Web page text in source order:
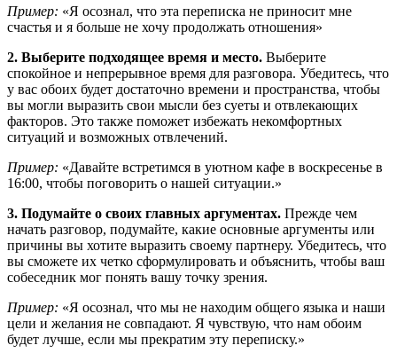
Пример: «Я осознал, что эта переписка не приносит мне
счастья и я больше не хочу продолжать отношения»
2. Выберите подходящее время и место. Выберите
спокойное и непрерывное время для разговора. Убедитесь, что
у вас обоих будет достаточно времени и пространства, чтобы
вы могли выразить свои мысли без суеты и отвлекающих
факторов. Это также поможет избежать некомфортных
ситуаций и возможных отвлечений.
Пример: «Давайте встретимся в уютном кафе в воскресенье в
16:00, чтобы поговорить о нашей ситуации.»
3. Подумайте о своих главных аргументах. Прежде чем
начать разговор, подумайте, какие основные аргументы или
причины вы хотите выразить своему партнеру. Убедитесь, что
вы сможете их четко сформулировать и объяснить, чтобы ваш
собеседник мог понять вашу точку зрения.
Пример: «Я осознал, что мы не находим общего языка и наши
цели и желания не совпадают. Я чувствую, что нам обоим
будет лучше, если мы прекратим эту переписку.»